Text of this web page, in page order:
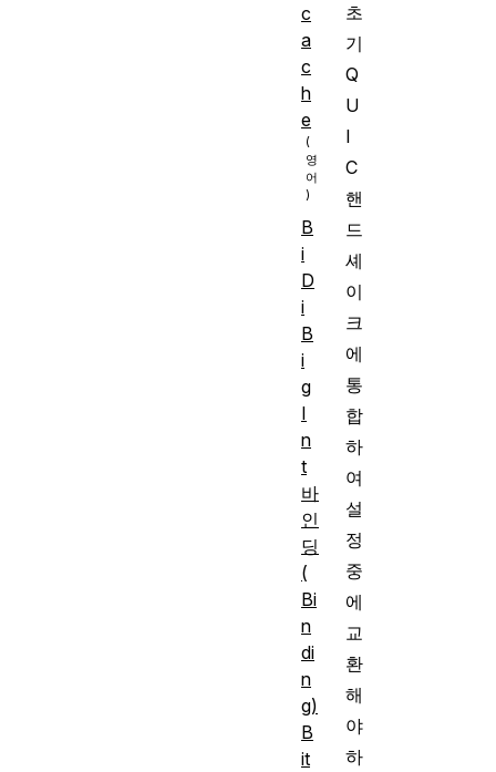
초
기
Q
U
I
C
핸
드
셰
이
크
에
통
합
하
여
설
정
중
에
교
환
해
야
하
c
a
c
h
e
B
i
D
i
B
i
g
I
n
t
바
인
딩
(
Bi
n
di
n
g)
B
it